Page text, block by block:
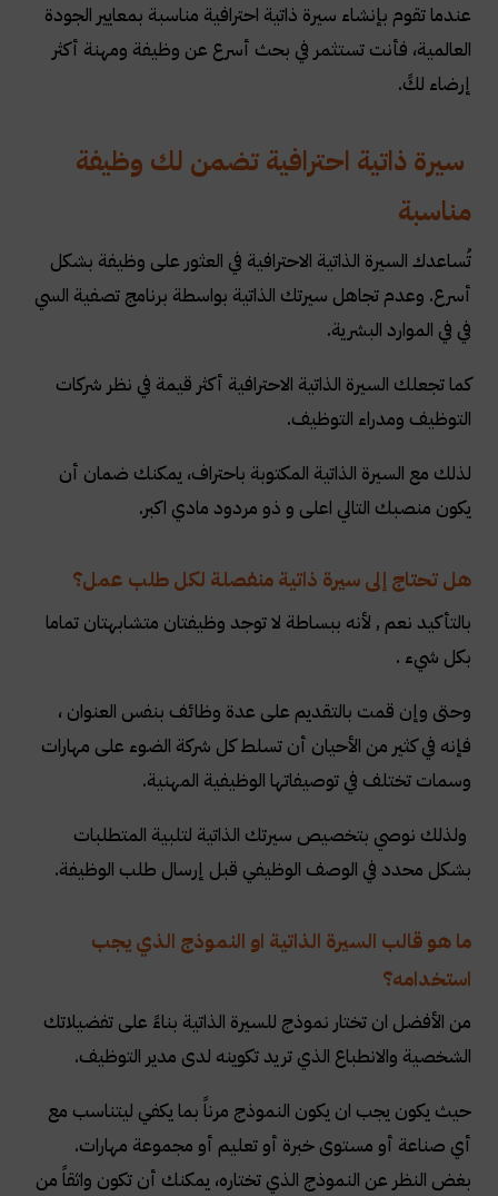
عندما تقوم بإنشاء سيرة ذاتية احترافية مناسبة بمعايير الجودة
العالمية، فأنت تستثمر في بحث أسرع عن وظيفة ومهنة أكثر
إرضاء لكً.
سيرة ذاتية احترافية تضمن لك وظيفة
مناسبة
تُساعدك السيرة الذاتية الاحترافية في العثور على وظيفة بشكل
أسرع. وعدم تجاهل سيرتك الذاتية بواسطة برنامج تصفية السي
في في الموارد البشرية.
كما تجعلك السيرة الذاتية الاحترافية أكثر قيمة في نظر شركات
التوظيف ومدراء التوظيف.
لذلك مع السيرة الذاتية المكتوبة باحتراف، يمكنك ضمان أن
يكون منصبك التالي اعلى و ذو مردود مادي اكبر.
هل تحتاج إلى سيرة ذاتية منفصلة لكل طلب عمل؟
بالتأكيد نعم , لأنه ببساطة لا توجد وظيفتان متشابهتان تماما
بكل شيء .
وحتى وإن قمت بالتقديم على عدة وظائف بنفس العنوان ،
فإنه في كثير من الأحيان أن تسلط كل شركة الضوء على مهارات
وسمات تختلف في توصيفاتها الوظيفية المهنية.
ولذلك نوصي بتخصيص سيرتك الذاتية لتلبية المتطلبات
بشكل محدد في الوصف الوظيفي قبل إرسال طلب الوظيفة.
ما هو قالب السيرة الذاتية او النموذج الذي يجب
استخدامه؟
من الأفضل ان تختار نموذج للسيرة الذاتية بناءً على تفضيلاتك
الشخصية والانطباع الذي تريد تكوينه لدى مدير التوظيف.
حيث يكون يجب ان يكون النموذج مرناً بما يكفي ليتناسب مع
أي صناعة أو مستوى خبرة أو تعليم أو مجموعة مهارات.
بغض النظر عن النموذج الذي تختاره، يمكنك أن تكون واثقاً من